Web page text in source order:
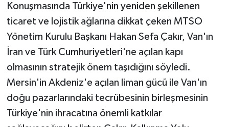
Konuşmasında Türkiye'nin yeniden şekillenen
ticaret ve lojistik ağlarına dikkat çeken MTSO
Yönetim Kurulu Başkanı Hakan Sefa Çakır, Van'ın
İran ve Türk Cumhuriyetleri'ne açılan kapı
olmasının stratejik önem taşıdığını söyledi.
Mersin'in Akdeniz'e açılan liman gücü ile Van'ın
doğu pazarlarındaki tecrübesinin birleşmesinin
Türkiye'nin ihracatına önemli katkılar